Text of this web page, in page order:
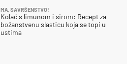
MA, SAVRŠENSTVO!
Kolač s limunom i sirom: Recept za
božanstvenu slasticu koja se topi u
ustima